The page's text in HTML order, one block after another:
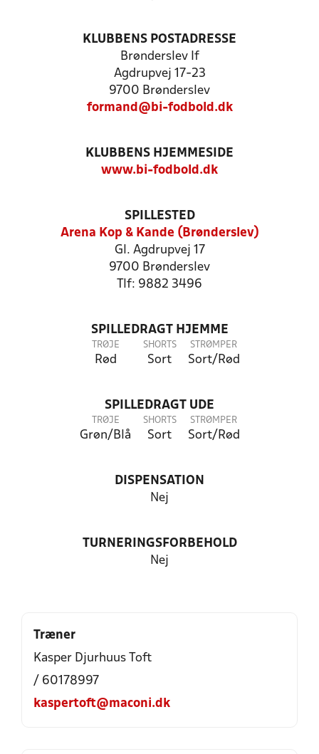
KLUBBENS POSTADRESSE
Brønderslev If
Agdrupvej 17-23
9700 Brønderslev
formand@bi-fodbold.dk
KLUBBENS HJEMMESIDE
www.bi-fodbold.dk
SPILLESTED
Arena Kop & Kande (Brønderslev)
Gl. Agdrupvej 17
9700 Brønderslev
Tlf: 9882 3496
SPILLEDRAGT HJEMME
TRØJE
Rød
SHORTS
Sort
STRØMPER
Sort/Rød
SPILLEDRAGT UDE
TRØJE
Grøn/Blå
SHORTS
Sort
STRØMPER
Sort/Rød
DISPENSATION
Nej
TURNERINGSFORBEHOLD
Nej
Træner
Kasper Djurhuus Toft
/ 60178997
kaspertoft@maconi.dk